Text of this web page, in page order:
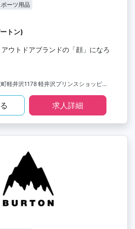
ポーツ用品
トン)
ウトドアブランドの「顔」になろ
長野県北佐久郡軽井沢町軽井沢1178 軽井沢プリンスショッピングプラザ NE-42・A
求人詳細